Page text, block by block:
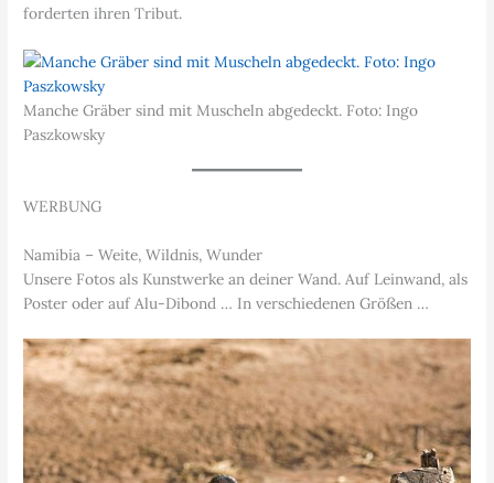
forderten ihren Tribut.
Manche Gräber sind mit Muscheln abgedeckt. Foto: Ingo
Paszkowsky
WERBUNG
Namibia – Weite, Wildnis, Wunder
Unsere Fotos als Kunstwerke an deiner Wand. Auf Leinwand, als
Poster oder auf Alu-Dibond … In verschiedenen Größen …